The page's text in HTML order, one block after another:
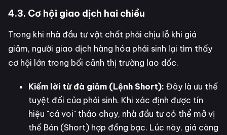
4.3. Cơ hội giao dịch hai chiều
Trong khi nhà đầu tư vật chất phải chịu lỗ khi giá
giảm, người giao dịch hàng hóa phái sinh lại tìm thấy
cơ hội lớn trong bối cảnh thị trường lao dốc.
Kiếm lời từ đà giảm (Lệnh Short): Đây là ưu thế
tuyệt đối của phái sinh. Khi xác định được tín
hiệu "cá voi" tháo chạy, nhà đầu tư có thể mở vị
thế Bán (Short) hợp đồng bạc. Lúc này, giá càng